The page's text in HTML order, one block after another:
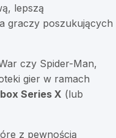
lepszą
graczy poszukujących
czy Spider-Man,
gier w ramach
Series X (lub
z pewnością